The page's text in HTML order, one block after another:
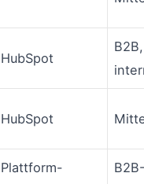
HubSpot
B2B,
HubSpot
Plattform-